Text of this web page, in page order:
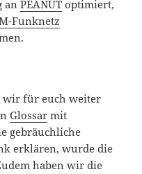
anPEANUT optimiert,
Funknetz
wir für euch weiter
Glossar mit
gebräuchliche
erklären, wurde die
haben wir die